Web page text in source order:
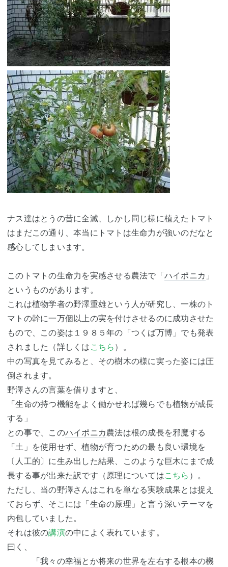
ナス達はとうの昔に全滅、しかし同じ様に植えたトマト
はまだこの通り、本当にトマトは生命力が強いのだなと
感心してしまいます。
このトマトの生命力を実感させる農法で「ハイポニカ 」
というものがあります。
これは植物学者の野澤重雄という人が研究し、一株のト
マトの幹に一万個以上の実を付けさせるのに成功させた
もので、この姿は１９８５年の「つくば万博」でも発表
されました（詳しくは こちら ）。
中の写真を見てみると、その樹木の様に実った姿には圧
倒されます。
野澤さんの言葉を借りますと、
「生命の持つ機能をよく働かせれば幾らでも植物が成長
する」
との事で、このハイポニカ農法は根の成長を邪魔する
「土」を使用せず、植物が育つための最も良い環境を
〔人工的〕に生み出した結果、このような巨木にまで成
長する事が出来た訳です（原理についてはこちら ）。
ただし、当の野澤さんはこれを単なる実験成果とは捉え
ておらず、そこには「生命の原理」と言う深いテーマを
内包していました。
それは彼の講演の中によく表れています。
曰く、
「我々の幸福とか将来の世界を左右する根本の機